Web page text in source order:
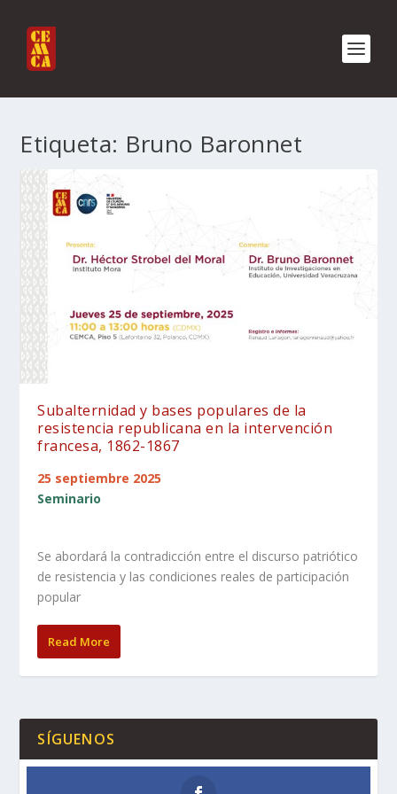
Etiqueta: Bruno Baronnet
Subalternidad y bases populares de la
resistencia republicana en la intervención
francesa, 1862-1867
25 septiembre 2025
Seminario
Se abordará la contradicción entre el discurso patriótico
de resistencia y las condiciones reales de participación
popular
Read More
SÍGUENOS